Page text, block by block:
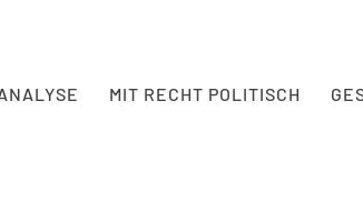
MIT RECHT POLITISCH